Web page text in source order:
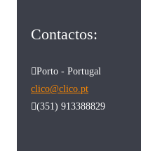
Contactos:
Porto - Portugal
clico@clico.pt
(351) 913388829